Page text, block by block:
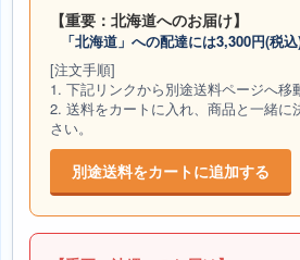
【重要：北海道へのお届け】
「北海道」への配達には3,300円(税込
[注文手順]
1. 下記リンクから別途送料ページへ移
2. 送料をカートに入れ、商品と一緒に
さい。
別途送料をカートに追加する